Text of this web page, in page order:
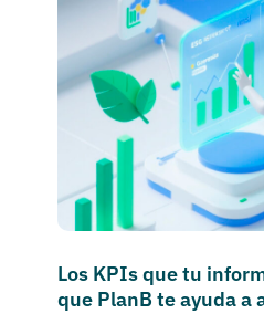
Los KPIs que tu
que PlanB te ayuda a